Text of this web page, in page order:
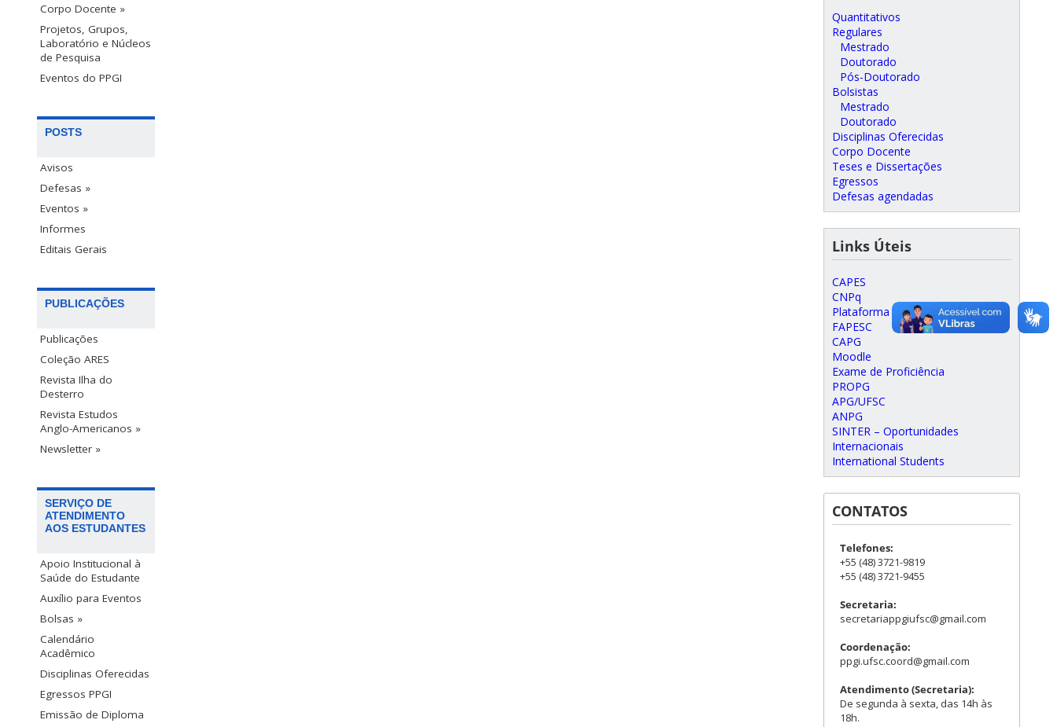
Corpo Docente »
Projetos, Grupos,
Laboratório e Núcleos
de Pesquisa
Eventos do PPGI
POSTS
Avisos
Defesas »
Eventos »
Informes
Editais Gerais
PUBLICAÇÕES
Publicações
Coleção ARES
Revista Ilha do
Desterro
Revista Estudos
Anglo-Americanos »
Newsletter »
SERVIÇO DE
ATENDIMENTO
AOS ESTUDANTES
Apoio Institucional à
Saúde do Estudante
Auxílio para Eventos
Bolsas »
Calendário
Acadêmico
Disciplinas Oferecidas
Egressos PPGI
Emissão de Diploma
Quantitativos
Regulares
Mestrado
Doutorado
Pós-Doutorado
Bolsistas
Mestrado
Doutorado
Disciplinas Oferecidas
Corpo Docente
Teses e Dissertações
Egressos
Defesas agendadas
Links Úteis
CAPES
CNPq
Plataforma Lattes
FAPESC
CAPG
Moodle
Exame de Proficiência
PROPG
APG/UFSC
ANPG
SINTER – Oportunidades
Internacionais
International Students
CONTATOS
Telefones:
+55 (48) 3721-9819
+55 (48) 3721-9455
Secretaria:
secretariappgiufsc@gmail.com
Coordenação:
ppgi.ufsc.coord@gmail.com
Atendimento (Secretaria):
De segunda à sexta, das 14h às
18h.